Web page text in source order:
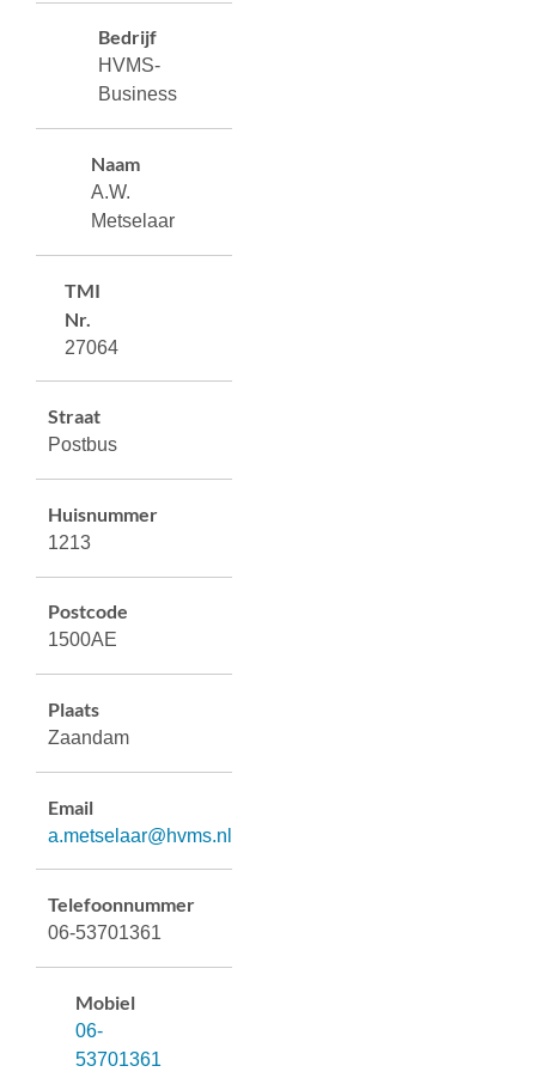
Bedrijf
HVMS-
Business
Naam
A.W.
Metselaar
TMI
Nr.
27064
Straat
Postbus
Huisnummer
1213
Postcode
1500AE
Plaats
Zaandam
Email
a.metselaar@hvms.nl
Telefoonnummer
06-53701361
Mobiel
06-
53701361